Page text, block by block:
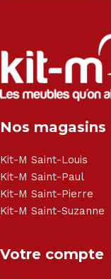
Salon angle - Salon
Canapé lit - Cuisine
et chaise - Meuble
Électroménager -
- Matelas - Hifi
Haier, Sony,
Nos magasins
Kit-M Saint-Louis
Kit-M Saint-Paul
Kit-M Saint-Pierre
Kit-M Saint-Suzanne
Votre compte